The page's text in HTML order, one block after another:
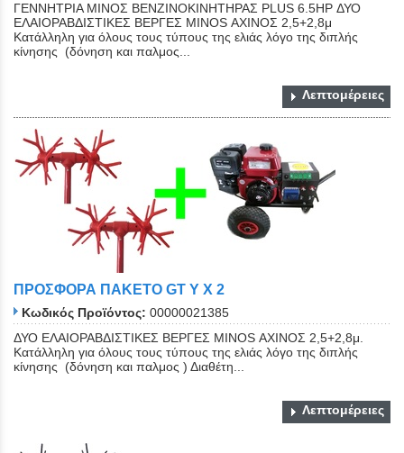
ΓΕΝΝΗΤΡΙΑ ΜΙΝΟΣ ΒΕΝΖΙΝΟΚΙΝΗΤΗΡΑΣ PLUS 6.5HP ΔΥΟ
ΕΛΑΙΟΡΑΒΔΙΣΤΙΚΕΣ ΒΕΡΓΕΣ MINOS ΑΧΙΝΟΣ 2,5+2,8μ
Κατάλληλη για όλους τους τύπους της ελιάς λόγο της διπλής
κίνησης (δόνηση και παλμος...
Λεπτομέρειες
ΠΡΟΣΦΟΡΑ ΠΑΚΕΤΟ GT Y X 2
Κωδικός Προϊόντος: 00000021385
ΔΥΟ ΕΛΑΙΟΡΑΒΔΙΣΤΙΚΕΣ ΒΕΡΓΕΣ MINOS ΑΧΙΝΟΣ 2,5+2,8μ.
Kατάλληλη για όλους τους τύπους της ελιάς λόγο της διπλής
κίνησης (δόνηση και παλμος ) Διαθέτη...
Λεπτομέρειες